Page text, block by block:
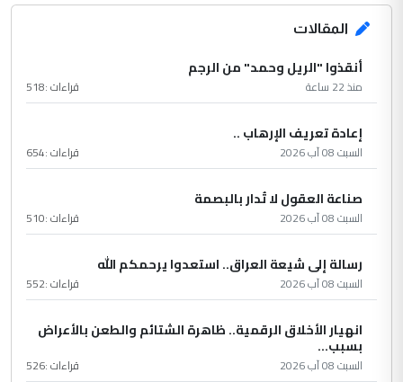
المقالات
أنقذوا "الريل وحمد" من الرجم
منذ 22 ساعة قراءات :518
إعادة تعريف الإرهاب ..
السبت 08 آب 2026 قراءات :654
صناعة العقول لا تُدار بالبصمة
السبت 08 آب 2026 قراءات :510
رسالة إلى شيعة العراق.. استعدوا يرحمكم الله
السبت 08 آب 2026 قراءات :552
انهيار الأخلاق الرقمية.. ظاهرة الشتائم والطعن بالأعراض
بسبب...
السبت 08 آب 2026 قراءات :526